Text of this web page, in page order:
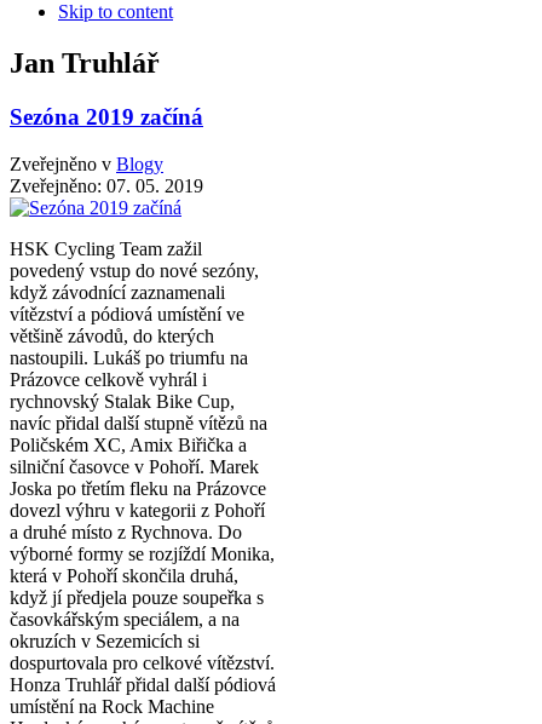
Skip to content
Jan Truhlář
Sezóna 2019 začíná
Zveřejněno v Blogy
Zveřejněno: 07. 05. 2019
HSK Cycling Team zažil
povedený vstup do nové sezóny,
když závodnící zaznamenali
vítězství a pódiová umístění ve
většině závodů, do kterých
nastoupili. Lukáš po triumfu na
Prázovce celkově vyhrál i
rychnovský Stalak Bike Cup,
navíc přidal další stupně vítězů na
Poličském XC, Amix Biřička a
silniční časovce v Pohoří. Marek
Joska po třetím fleku na Prázovce
dovezl výhru v kategorii z Pohoří
a druhé místo z Rychnova. Do
výborné formy se rozjíždí Monika,
která v Pohoří skončila druhá,
když jí předjela pouze soupeřka s
časovkářským speciálem, a na
okruzích v Sezemicích si
dospurtovala pro celkové vítězství.
Honza Truhlář přidal další pódiová
umístění na Rock Machine